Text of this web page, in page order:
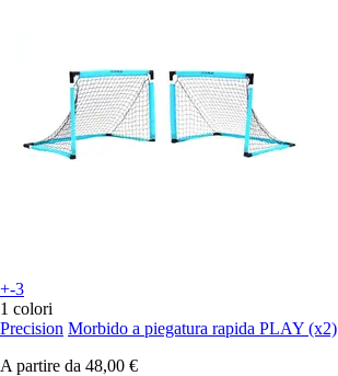
+-3
1 colori
Precision Morbido a piegatura rapida PLAY (x2)
A partire da 48,00 €